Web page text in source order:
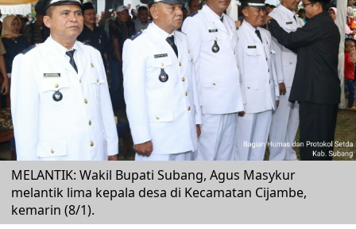
MELANTIK: Wakil Bupati Subang, Agus Masykur
melantik lima kepala desa di Kecamatan Cijambe,
kemarin (8/1).